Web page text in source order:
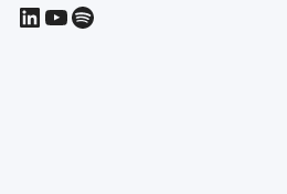
LinkedIn
YouTube
Spotify